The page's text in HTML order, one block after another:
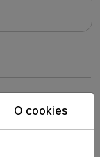
O cookies